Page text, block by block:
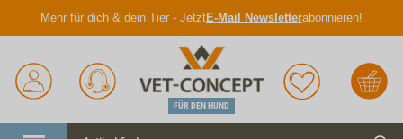
Mehr für dich & dein Tier - JetztE-Mail Newsletterabonnieren!
Anmelden
Unser
Service
FÜR DEN HUND
Merkliste Warenkorb